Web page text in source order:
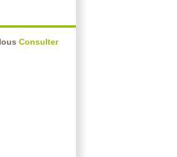
Consulter